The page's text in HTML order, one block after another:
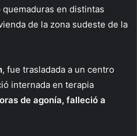
en distintas
de la zona sudeste de la
, fue trasladada a un centro
internada en terapia
de agonía, falleció a